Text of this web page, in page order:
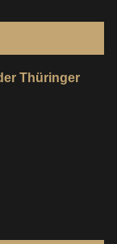
Thüringer